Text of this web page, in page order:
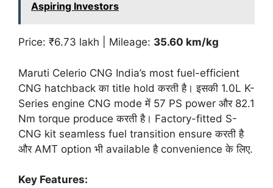
Aspiring Investors
Price: ₹6.73 lakh | Mileage: 35.60 km/kg
Maruti Celerio CNG India’s most fuel-efficient
CNG hatchback का title hold करती है। इसकी 1.0L K-
Series engine CNG mode में 57 PS power और 82.1
Nm torque produce करती है। Factory-fitted S-
CNG kit seamless fuel transition ensure करती है
और AMT option भी available है convenience के लिए.
Key Features: